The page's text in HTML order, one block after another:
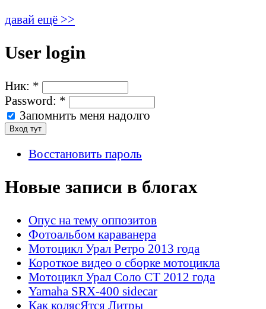
давай ещё >>
User login
Ник: *
Password: *
Запомнить меня надолго
Восстановить пароль
Новые записи в блогах
Опус на тему оппозитов
Фотоальбом караванера
Мотоцикл Урал Ретро 2013 года
Короткое видео о сборке мотоцикла
Мотоцикл Урал Соло СТ 2012 года
Yamaha SRX-400 sidecar
Как колясЯтся Литры